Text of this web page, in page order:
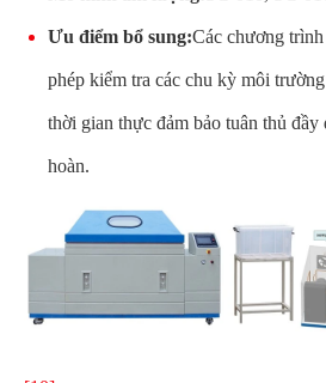
Ưu điểm bổ sung:Các chương
phép kiểm tra các chu kỳ môi
thời gian thực đảm bảo tuân thủ đầy
hoàn.